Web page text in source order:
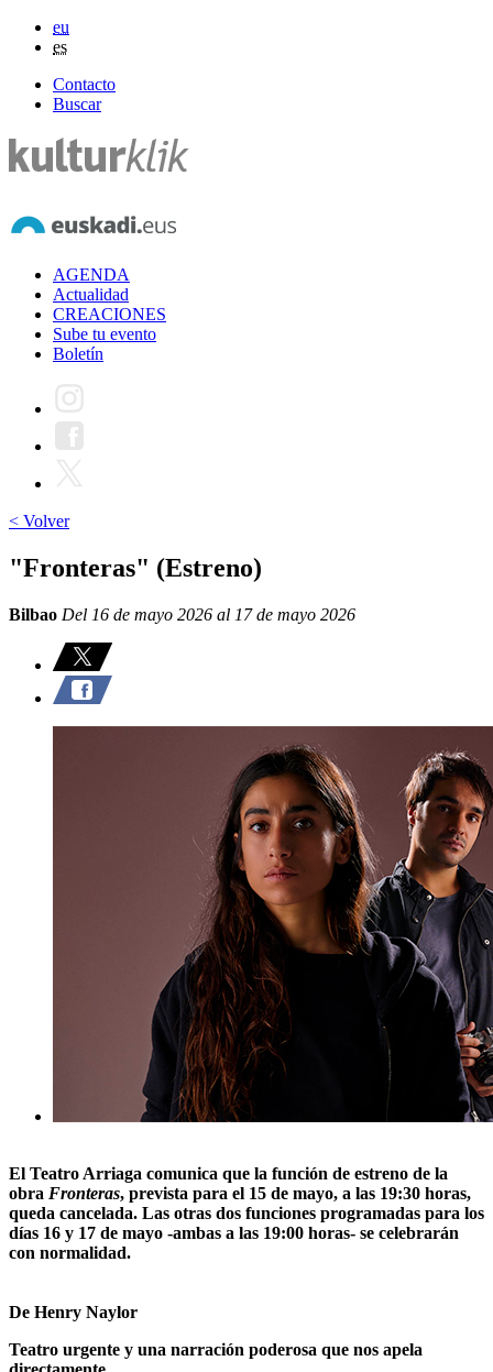
eu
es
Contacto
Buscar
AGENDA
Actualidad
CREACIONES
Sube tu evento
Boletín
< Volver
"Fronteras" (Estreno)
Bilbao Del 16 de mayo 2026 al 17 de mayo 2026
El Teatro Arriaga comunica que la función de estreno de la
obra Fronteras, prevista para el 15 de mayo, a las 19:30 horas,
queda cancelada. Las otras dos funciones programadas para los
días 16 y 17 de mayo -ambas a las 19:00 horas- se celebrarán
con normalidad.
De Henry Naylor
Teatro urgente y una narración poderosa que nos apela